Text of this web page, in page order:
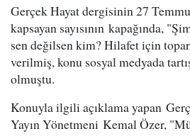
Gerçek Hayat dergisinin 27
kapsayan sayısının kapağında,
sen değilsen kim? Hilafet için
verilmiş, konu sosyal medyada
olmuştu.
Konuyla ilgili açıklama yapan
Yayın Yönetmeni Kemal Özer,